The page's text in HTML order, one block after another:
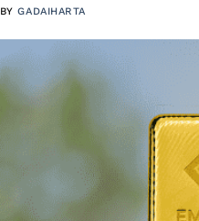
BYGADAIHARTA